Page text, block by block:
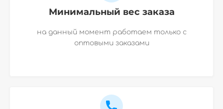
Минимальный вес заказа
на данный момент работаем только с
оптовыми заказами